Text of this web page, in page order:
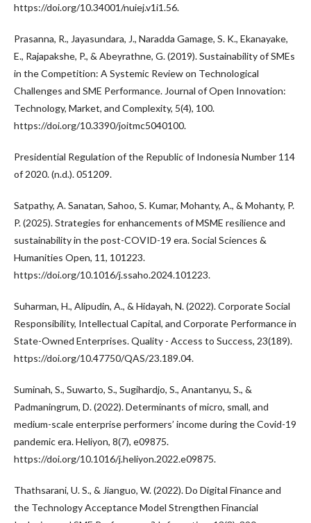
https://doi.org/10.34001/nuiej.v1i1.56.
Prasanna, R., Jayasundara, J., Naradda Gamage, S. K., Ekanayake,
E., Rajapakshe, P., & Abeyrathne, G. (2019). Sustainability of SMEs
in the Competition: A Systemic Review on Technological
Challenges and SME Performance. Journal of Open Innovation:
Technology, Market, and Complexity, 5(4), 100.
https://doi.org/10.3390/joitmc5040100.
Presidential Regulation of the Republic of Indonesia Number 114
of 2020. (n.d.). 051209.
Satpathy, A. Sanatan, Sahoo, S. Kumar, Mohanty, A., & Mohanty, P.
P. (2025). Strategies for enhancements of MSME resilience and
sustainability in the post-COVID-19 era. Social Sciences &
Humanities Open, 11, 101223.
https://doi.org/10.1016/j.ssaho.2024.101223.
Suharman, H., Alipudin, A., & Hidayah, N. (2022). Corporate Social
Responsibility, Intellectual Capital, and Corporate Performance in
State-Owned Enterprises. Quality - Access to Success, 23(189).
https://doi.org/10.47750/QAS/23.189.04.
Suminah, S., Suwarto, S., Sugihardjo, S., Anantanyu, S., &
Padmaningrum, D. (2022). Determinants of micro, small, and
medium-scale enterprise performers’ income during the Covid-19
pandemic era. Heliyon, 8(7), e09875.
https://doi.org/10.1016/j.heliyon.2022.e09875.
Thathsarani, U. S., & Jianguo, W. (2022). Do Digital Finance and
the Technology Acceptance Model Strengthen Financial